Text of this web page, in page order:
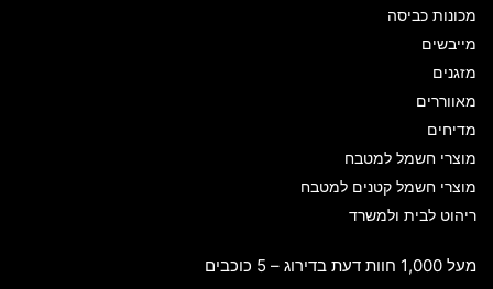
מכונות כביסה
מייבשים
מזגנים
מאווררים
מדיחים
מוצרי חשמל למטבח
מוצרי חשמל קטנים למטבח
ריהוט לבית ולמשרד
מעל 1,000 חוות דעת בדירוג – 5 כוכבים